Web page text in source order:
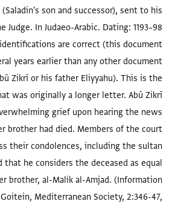
(Saladin's son and successor), sent to his
Judge. In Judaeo-Arabic. Dating: 1193–98
are correct (this document
years earlier than any other document
Zikrī or his father Eliyyahu). This is the
was originally a longer letter. Abū Zikrī
grief upon hearing the news
brother had died. Members of the court
their condolences, including the sultan
that he considers the deceased as equal
brother, al-Malik al-Amjad. (Information
Mediterranean Society, 2:346-47,